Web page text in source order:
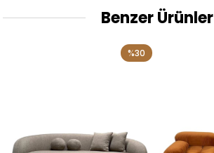
Benzer Ürünler
%30